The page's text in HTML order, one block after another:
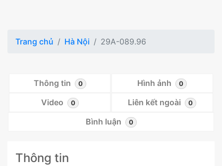
Trang chủ Hà Nội 29A-089.96
Thông tin 0 Hình ảnh 0
Video 0 Liên kết ngoài 0
Bình luận 0
Thông tin